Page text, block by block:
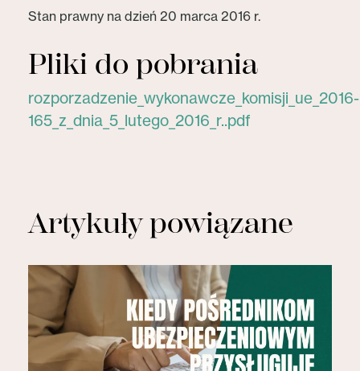
Stan prawny na dzień 20 marca 2016 r.
Pliki do pobrania
rozporzadzenie_wykonawcze_komisji_ue_2016-
165_z_dnia_5_lutego_2016_r..pdf
Artykuły powiązane